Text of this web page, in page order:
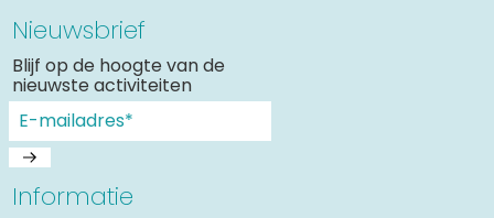
Nieuwsbrief
Blijf op de hoogte van de
nieuwste activiteiten
Informatie